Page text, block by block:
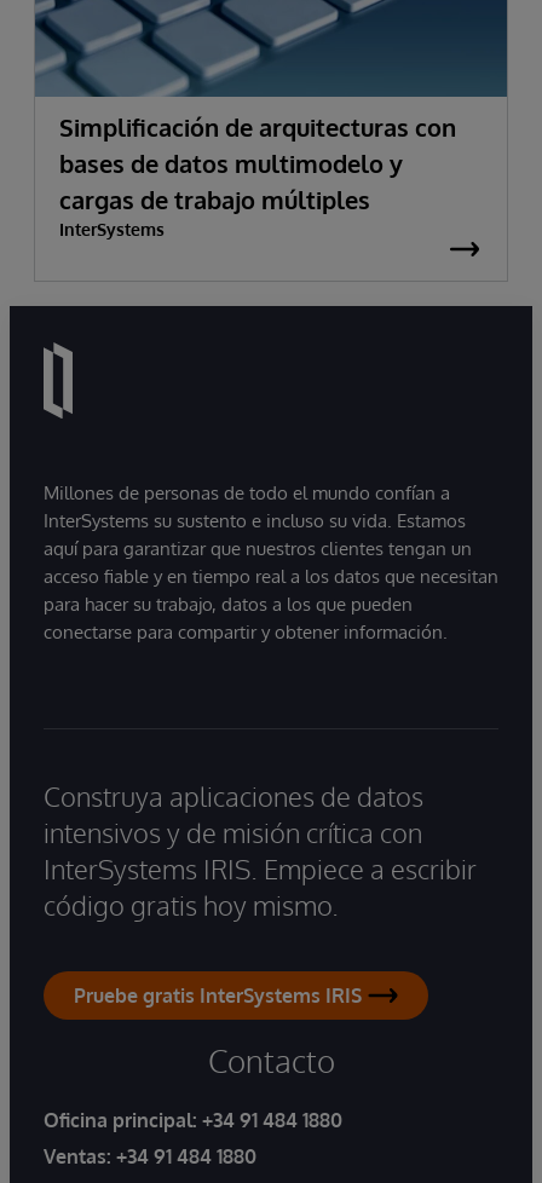
Simplificación de arquitecturas con
bases de datos multimodelo y
cargas de trabajo múltiples
InterSystems
Millones de personas de todo el mundo confían a
InterSystems su sustento e incluso su vida. Estamos
aquí para garantizar que nuestros clientes tengan un
acceso fiable y en tiempo real a los datos que necesitan
para hacer su trabajo, datos a los que pueden
conectarse para compartir y obtener información.
Construya aplicaciones de datos
intensivos y de misión crítica con
InterSystems IRIS. Empiece a escribir
código gratis hoy mismo.
Pruebe gratis InterSystems IRIS
Contacto
Oficina principal: +34 91 484 1880
Ventas: +34 91 484 1880